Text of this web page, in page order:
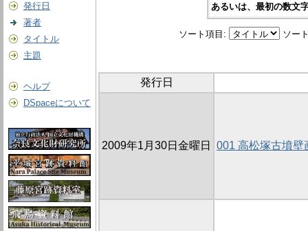
発行日
著者
タイトル
主題
ヘルプ
DSpaceについて
あるいは、最初の数文
ソート項目: ソー
発行日
2009年1月30日金曜日 001 高松塚古墳壁